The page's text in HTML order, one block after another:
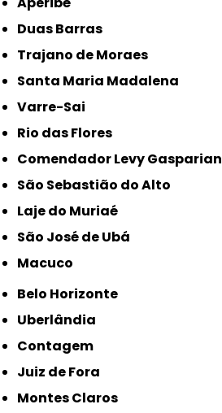
Duas Barras
Trajano de Moraes
Santa Maria Madalena
Varre-Sai
Rio das Flores
Comendador Levy Gasparian
São Sebastião do Alto
Laje do Muriaé
São José de Ubá
Macuco
Belo Horizonte
Uberlândia
Contagem
Juiz de Fora
Montes Claros